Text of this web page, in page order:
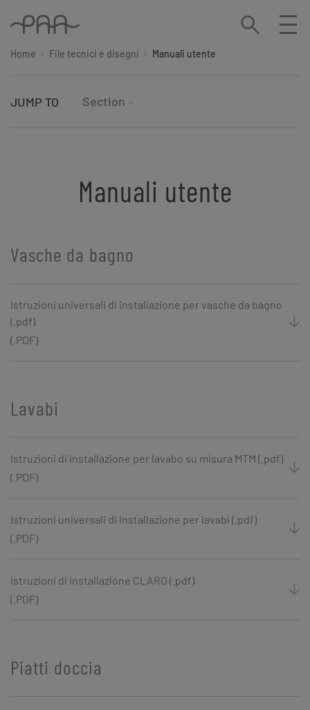
Home File tecnici e disegni Manuali utente
JUMP TO Section
Manuali utente
Vasche da bagno
Istruzioni universali di installazione per vasche da bagno
(.pdf)
(.PDF)
Lavabi
Istruzioni di installazione per lavabo su misura MTM (.pdf)
(.PDF)
Istruzioni universali di installazione per lavabi (.pdf)
(.PDF)
Istruzioni di installazione CLARO (.pdf)
(.PDF)
Piatti doccia